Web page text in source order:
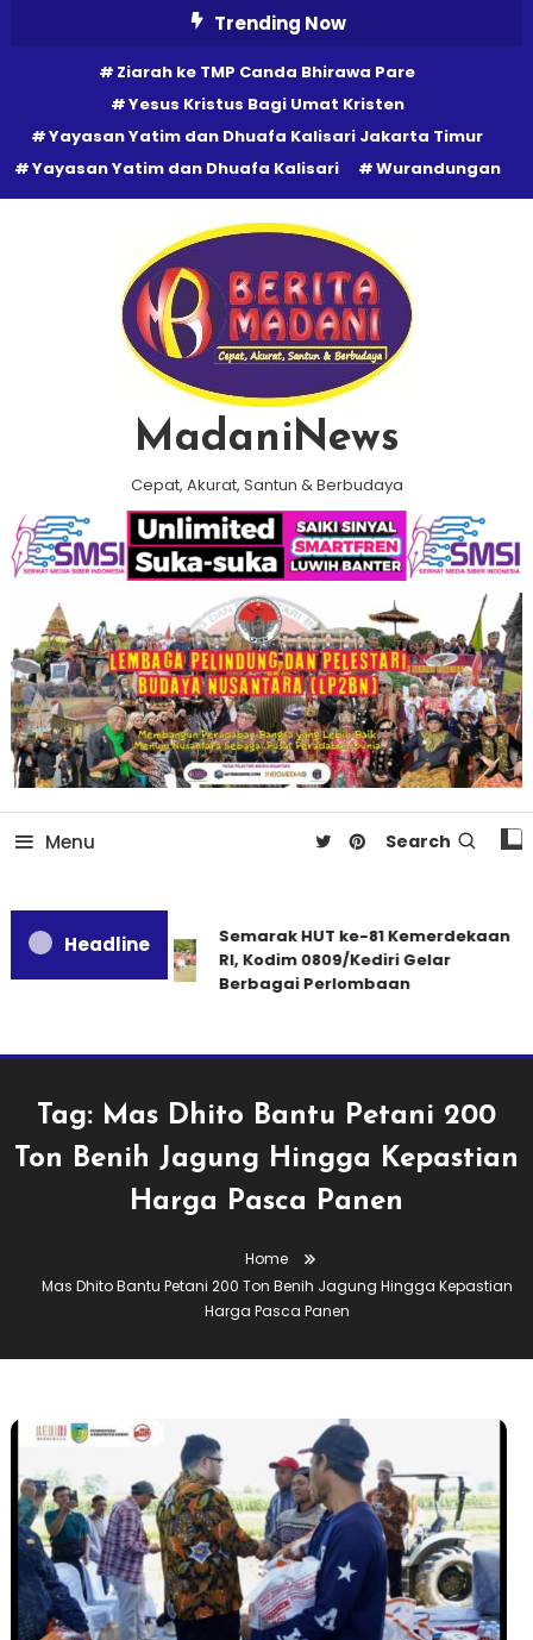
Trending Now
Ziarah ke TMP Canda Bhirawa Pare
Yesus Kristus Bagi Umat Kristen
Yayasan Yatim dan Dhuafa Kalisari Jakarta Timur
Yayasan Yatim dan Dhuafa Kalisari
Wurandungan
MadaniNews
Cepat, Akurat, Santun & Berbudaya
Menu Search
Headline
Semarak HUT ke-81 Kemerdekaan
RI, Kodim 0809/Kediri Gelar
Berbagai Perlombaan
Tag: Mas Dhito Bantu Petani 200
Ton Benih Jagung Hingga Kepastian
Harga Pasca Panen
Home
Mas Dhito Bantu Petani 200 Ton Benih Jagung Hingga Kepastian
Harga Pasca Panen